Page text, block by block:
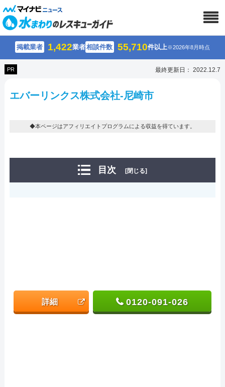
掲載業者 1,422業者相談件数 55,710件以上※2026年8月時点
PR 最終更新日： 2022.12.7
エバーリンクス株式会社-尼崎市
◆本ページはアフィリエイトプログラムによる収益を得ています。
目次 [閉じる]
詳細 0120-091-026